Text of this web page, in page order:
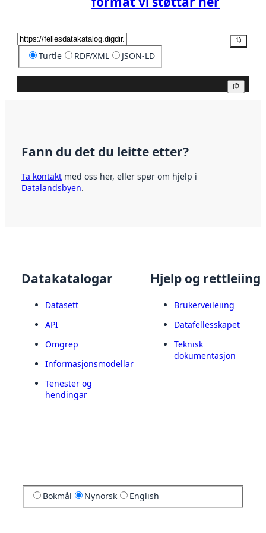
Turtle RDF/XML JSON-LD
Fann du det du leitte etter?
Ta kontakt med oss her, eller spør om hjelp i
Datalandsbyen.
Datakatalogar
Datasett
API
Omgrep
Informasjonsmodellar
Tenester og
hendingar
Hjelp og rettleiing
Brukerveileiing
Datafellesskapet
Teknisk
dokumentasjon
Bokmål Nynorsk English